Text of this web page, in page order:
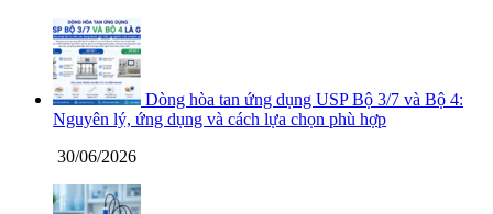
Dòng hòa tan ứng dụng USP Bộ 3/7 và Bộ 4:
Nguyên lý, ứng dụng và cách lựa chọn phù hợp
30/06/2026